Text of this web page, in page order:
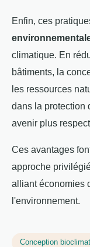
Enfin, ces
climatique. En
bâtiments, la
les ressources
dans la protection
avenir plus
Ces avantages
approche
alliant économies
l'environnement.
Conception